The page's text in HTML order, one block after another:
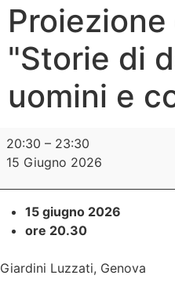
"Storie di
uomini e
20:30 – 23:30
15 Giugno 2026
15 giugno 2026
ore 20.30
Giardini Luzzati, Genova